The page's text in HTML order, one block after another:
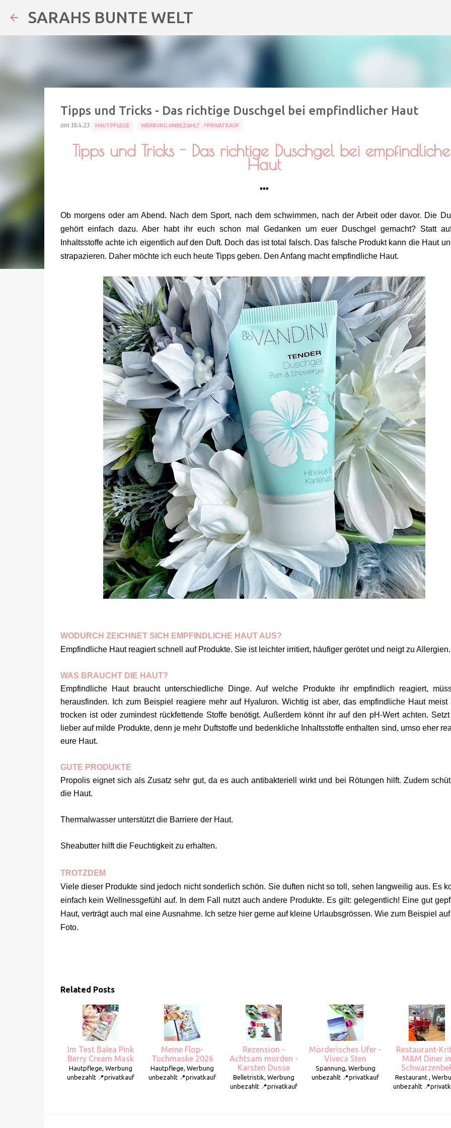
SARAHS BUNTE WELT
Tipps und Tricks - Das richtige Duschgel bei empfindlicher Haut
am 18.4.23 HAUTPFLEGE WERBUNG UNBEZAHLT 📍PRIVATKAUF
Tipps und Tricks - Das richtige Duschgel bei
Haut
•••
Ob morgens oder am Abend. Nach dem Sport, nach dem schwimmen, nach der Arbeit oder davor. Die
gehört einfach dazu. Aber habt ihr euch schon mal Gedanken um euer Duschgel gemacht? Statt
Inhaltsstoffe achte ich eigentlich auf den Duft. Doch das ist total falsch. Das falsche Produkt kann die Haut
strapazieren. Daher möchte ich euch heute Tipps geben. Den Anfang macht empfindliche Haut.
WODURCH ZEICHNET SICH EMPFINDLICHE HAUT AUS?
Empfindliche Haut reagiert schnell auf Produkte. Sie ist leichter irritiert, häufiger gerötet und neigt zu Allergien.
WAS BRAUCHT DIE HAUT?
Empfindliche Haut braucht unterschiedliche Dinge. Auf welche Produkte ihr empfindlich reagiert,
herausfinden. Ich zum Beispiel reagiere mehr auf Hyaluron. Wichtig ist aber, das empfindliche Haut meist
trocken ist oder zumindest rückfettende Stoffe benötigt. Außerdem könnt ihr auf den pH-Wert achten.
lieber auf milde Produkte, denn je mehr Duftstoffe und bedenkliche Inhaltsstoffe enthalten sind, umso eher
eure Haut.
GUTE PRODUKTE
Propolis eignet sich als Zusatz sehr gut, da es auch antibakteriell wirkt und bei Rötungen hilft. Zudem
die Haut.
Thermalwasser unterstützt die Barriere der Haut.
Sheabutter hilft die Feuchtigkeit zu erhalten.
TROTZDEM
Viele dieser Produkte sind jedoch nicht sonderlich schön. Sie duften nicht so toll, sehen langweilig aus. Es
einfach kein Wellnessgefühl auf. In dem Fall nutzt auch andere Produkte. Es gilt: gelegentlich! Eine gut
Haut, verträgt auch mal eine Ausnahme. Ich setze hier gerne auf kleine Urlaubsgrössen. Wie zum Beispiel
Foto.
Related Posts
Im Test Balea Pink
Berry Cream Mask
Hautpflege, Werbung
unbezahlt 📍privatkauf
Meine Flop-
Tuchmaske 2026
Hautpflege, Werbung
unbezahlt 📍privatkauf
Rezension -
Achtsam morden -
Karsten Dusse
Belletristik, Werbung
unbezahlt 📍privatkauf
Mörderisches Ufer -
Viveca Sten
Spannung, Werbung
unbezahlt 📍privatkauf
Restaurant-
M&M Diner in
Restaurant ,
unbezahlt